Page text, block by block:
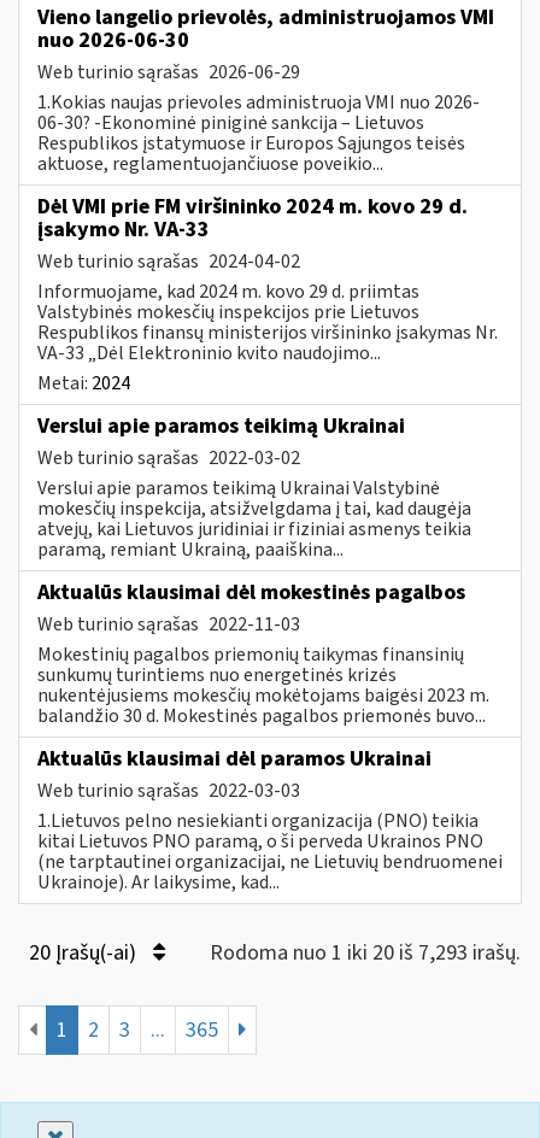
Vieno langelio prievolės, administruojamos VMI
nuo 2026-06-30
Web turinio sąrašas 2026-06-29
1.Kokias naujas prievoles administruoja VMI nuo 2026-
06-30? -Ekonominė piniginė sankcija – Lietuvos
Respublikos įstatymuose ir Europos Sąjungos teisės
aktuose, reglamentuojančiuose poveikio...
Dėl VMI prie FM viršininko 2024 m. kovo 29 d.
įsakymo Nr. VA-33
Web turinio sąrašas 2024-04-02
Informuojame, kad 2024 m. kovo 29 d. priimtas
Valstybinės mokesčių inspekcijos prie Lietuvos
Respublikos finansų ministerijos viršininko įsakymas Nr.
VA-33 „Dėl Elektroninio kvito naudojimo...
Metai: 2024
Verslui apie paramos teikimą Ukrainai
Web turinio sąrašas 2022-03-02
Verslui apie paramos teikimą Ukrainai Valstybinė
mokesčių inspekcija, atsižvelgdama į tai, kad daugėja
atvejų, kai Lietuvos juridiniai ir fiziniai asmenys teikia
paramą, remiant Ukrainą, paaiškina...
Aktualūs klausimai dėl mokestinės pagalbos
Web turinio sąrašas 2022-11-03
Mokestinių pagalbos priemonių taikymas finansinių
sunkumų turintiems nuo energetinės krizės
nukentėjusiems mokesčių mokėtojams baigėsi 2023 m.
balandžio 30 d. Mokestinės pagalbos priemonės buvo...
Aktualūs klausimai dėl paramos Ukrainai
Web turinio sąrašas 2022-03-03
1.Lietuvos pelno nesiekianti organizacija (PNO) teikia
kitai Lietuvos PNO paramą, o ši perveda Ukrainos PNO
(ne tarptautinei organizacijai, ne Lietuvių bendruomenei
Ukrainoje). Ar laikysime, kad...
20 Įrašų(-ai) Rodoma nuo 1 iki 20 iš 7,293 irašų.
1 2 3 ... 365